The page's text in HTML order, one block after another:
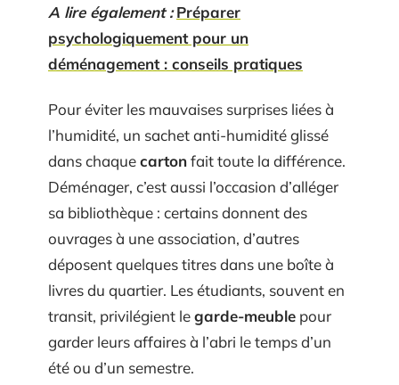
A lire également : Préparer
psychologiquement pour un
déménagement : conseils pratiques
Pour éviter les mauvaises surprises liées à
l’humidité, un sachet anti-humidité glissé
dans chaquecartonfait toute la différence.
Déménager, c’est aussi l’occasion d’alléger
sa bibliothèque : certains donnent des
ouvrages à une association, d’autres
déposent quelques titres dans une boîte à
livres du quartier. Les étudiants, souvent en
transit, privilégient legarde-meuble pour
garder leurs affaires à l’abri le temps d’un
été ou d’un semestre.